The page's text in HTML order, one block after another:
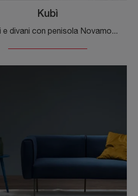
Kubì
Salotti e divani con penisola Novamobili: ti presentiamo il modello Kubì in tessuto per valorizzare il living.